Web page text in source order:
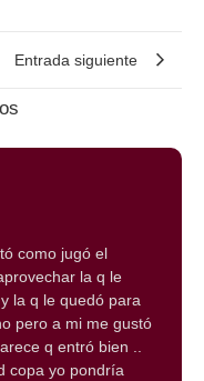
Entrada siguiente
como jugó el
la q le
la q le quedó para
pero a mi me gustó
q entró bien ..
copa yo pondría